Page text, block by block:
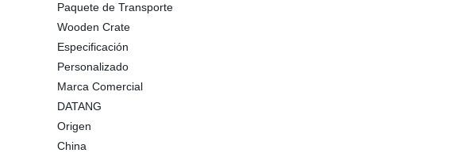
Paquete de Transporte
Wooden Crate
Especificación
Personalizado
Marca Comercial
DATANG
Origen
China